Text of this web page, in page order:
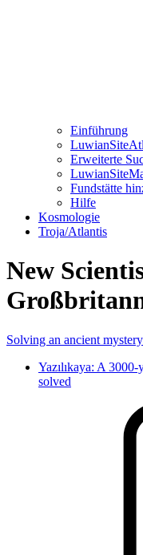
Einführung
Erweiterte
Fundstätte
Hilfe
Kosmologie
Troja/Atlantis
New
Solving an ancient
Yazılıkaya: A
solved